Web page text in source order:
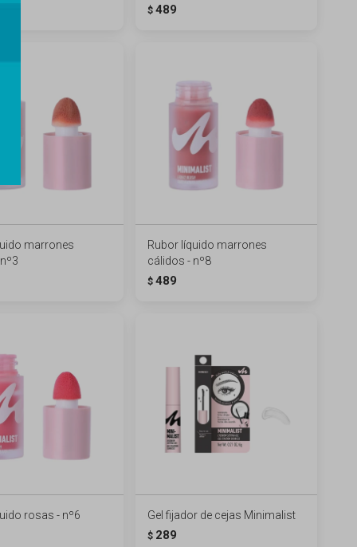
$ 489
marrones
Rubor líquido marrones
cálidos - nº8
$ 489
rosas - nº6 Gel fijador de cejas Minimalist
$ 289